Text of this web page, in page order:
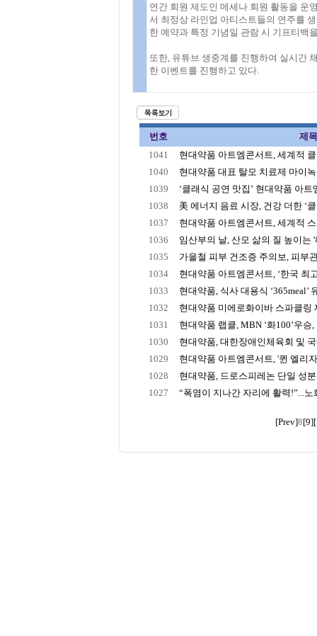
연간 회원 제도인 메세나 회원 활동을 운
서 최정상 라인업 아티스트들의 연주를
한 예약과 특정 기념일 관람 시 기프티백
또한, 유튜브 생중계를 진행하여 실시간
한 이벤트를 진행하고 있다.
번호
제목
1041
현대약품 아트엠콘서트, 세계적
1040
현대약품 대표 탈모 치료제 마이
1039
‘클래식 공연 맛집’ 현대약품 아트
1038
美 에너지 음료 시장, 건강 더한 ‘
1037
현대약품 아트엠콘서트, 세계적
1036
임산부의 날, 산모 삶의 질 높이는 '
1035
가을철 피부 건조증 주의보, 피부
1034
현대약품 아트엠콘서트, ‘한국 최
1033
현대약품, 식사 대용식 ‘365meal’
1032
현대약품 미에로화이바 스파클링
1031
현대약품 랩클, MBN ‘화100’우승,
1030
현대약품, 대한장애인체육회 및
1029
현대약품 아트엠콘서트, '퀸 엘리
1028
현대약품, 드로스피레논 단일 성
1027
“폭염이 지나간 자리에 활력!”...노
[Prev]8[9]